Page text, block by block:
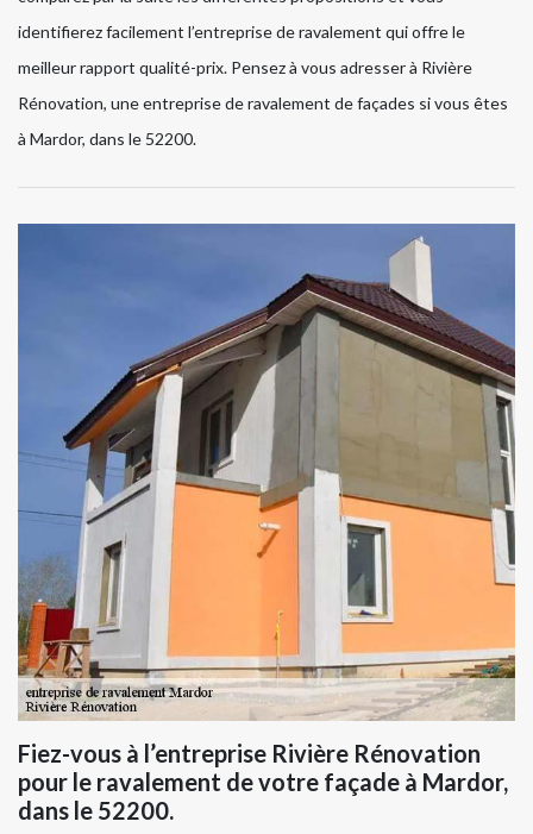
identifierez facilement l’entreprise de ravalement qui offre le
meilleur rapport qualité-prix. Pensez à vous adresser à Rivière
Rénovation, une entreprise de ravalement de façades si vous êtes
à Mardor, dans le 52200.
Fiez-vous à l’entreprise Rivière Rénovation
pour le ravalement de votre façade à Mardor,
dans le 52200.